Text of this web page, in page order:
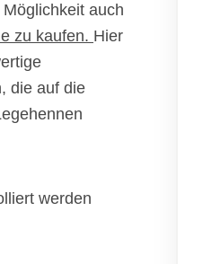
auch
zu kaufen. Hier
die auf die
werden